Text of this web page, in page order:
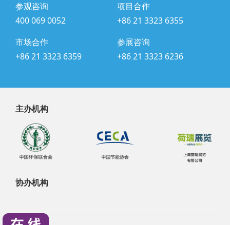
参观咨询
400 069 0052
项目合作
+86 21 3323 6355
市场合作
+86 21 3323 6359
参展咨询
+86 21 3323 6236
主办机构
协办机构